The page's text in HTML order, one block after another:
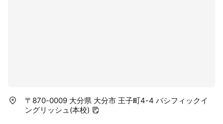
〒870-0009 大分県 大分市 王子町4-4 パシフィックイ
ングリッシュ(本校)